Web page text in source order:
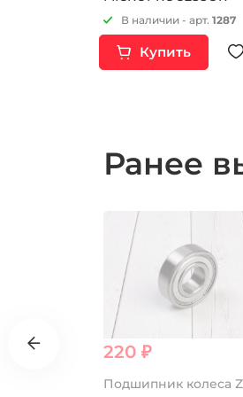
В наличии - арт. 1287
Купить
Ранее
220 ₽
Подшипник колеса